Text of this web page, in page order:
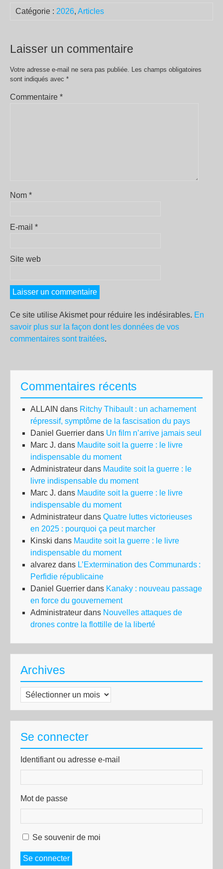
Catégorie : 2026, Articles
Laisser un commentaire
Votre adresse e-mail ne sera pas publiée. Les champs obligatoires
sont indiqués avec *
Commentaire *
Nom *
E-mail *
Site web
Ce site utilise Akismet pour réduire les indésirables. En
savoir plus sur la façon dont les données de vos
commentaires sont traitées.
Commentaires récents
ALLAIN dans Ritchy Thibault : un acharnement
répressif, symptôme de la fascisation du pays
Daniel Guerrier dans Un film n’arrive jamais seul
Marc J. dans Maudite soit la guerre : le livre
indispensable du moment
Administrateur dans Maudite soit la guerre : le
livre indispensable du moment
Marc J. dans Maudite soit la guerre : le livre
indispensable du moment
Administrateur dans Quatre luttes victorieuses
en 2025 : pourquoi ça peut marcher
Kinski dans Maudite soit la guerre : le livre
indispensable du moment
alvarez dans L’Extermination des Communards :
Perfidie républicaine
Daniel Guerrier dans Kanaky : nouveau passage
en force du gouvernement
Administrateur dans Nouvelles attaques de
drones contre la flottille de la liberté
Archives
Archives
Se connecter
Identifiant ou adresse e-mail
Mot de passe
Se souvenir de moi
Se connecter